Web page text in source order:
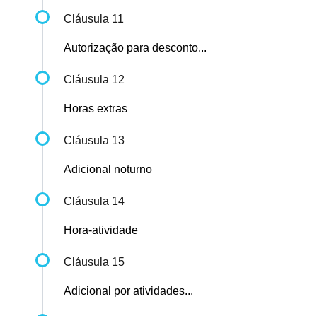
Cláusula 11
Autorização para desconto...
Cláusula 12
Horas extras
Cláusula 13
Adicional noturno
Cláusula 14
Hora-atividade
Cláusula 15
Adicional por atividades...